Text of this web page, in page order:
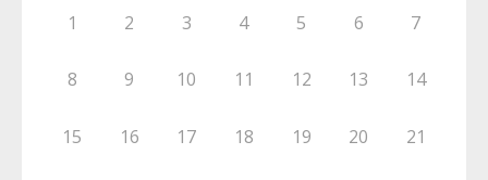
1 2 3 4 5 6 7
8 9 10 11 12 13 14
15 16 17 18 19 20 21